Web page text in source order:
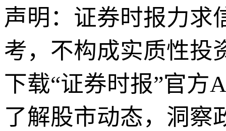
声明：证券时报力求
考，不构成实质性投
下载“证券时报”官方
了解股市动态，洞察